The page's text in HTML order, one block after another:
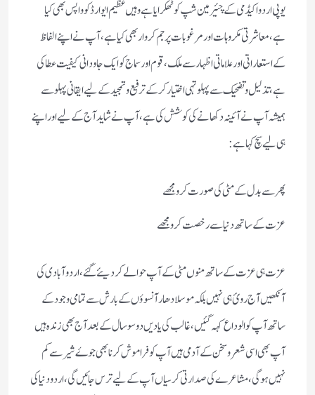
یوپی اردو اکیڈمی کے چئیرمین شپ کو ٹھکرایا ہے وہیں عظیم ایوارڈ کو واپس بھی کیا
ہے،معاشرتی مکروہات اور مرغوبات پر جم کر وار بھی کیا ہے،آپ نے اپنے الفاظ
کے استعاراتی اور علاماتی اظہار سے ملک ،قوم اور سماج کوایک جاودانی کیفیت عطا کی
ہے،تذلیل وتضحیک سے پہلو تہی اختیار کرکے ترفیع وتمجید کے لیے ایقانی پہلو سے
ہمیشہ آپ نے آئینہ دکھانے کی کوشش کی ہے،آپ نے شاید آج کے لیے اور اپنے
ہی لیے سچ کہا ہے:
پھر سے بدل کے مٹی کی صورت کرو مجھے
عزت کے ساتھ دنیا سے رخصت کرو مجھے
عزت ہی عزت کے ساتھ منوں مٹی کے آپ حوالے کردیئے گئے،اردو آبادی کی
آنکھیں آج روئ ہی نہیں بلکہ موسلا دھار آنسوؤں کے بارش سے تمامی وجود کے
ساتھ آپ کو الوداع کہہ گئیں،غالب کی یادیں دوسوسال کے بعد آج بھی زندہ ہیں
آپ بھی اسی شعروسخن کے آدمی ہیں آپ کو فراموش کرنا بھی جوۓ شیر سے کم
نہیں ہوگی،مشاعرے کی صدارتی کرسیاں آپ کے لیے ترس جائیں گی،اردو دنیا کی